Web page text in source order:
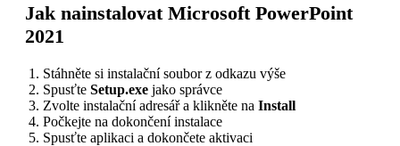
Jak nainstalovat Microsoft PowerPoint
2021
Stáhněte si instalační soubor z odkazu výše
Spusťte Setup.exe jako správce
Zvolte instalační adresář a klikněte na Install
Počkejte na dokončení instalace
Spusťte aplikaci a dokončete aktivaci